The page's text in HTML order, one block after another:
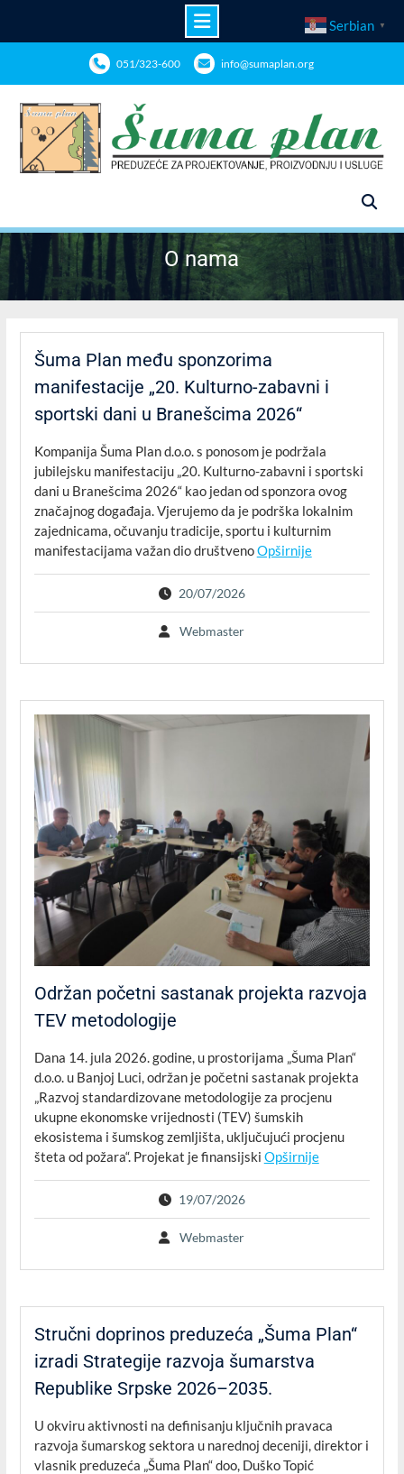
content
051/323-600 info@sumaplan.org
O nama
Šuma Plan među sponzorima
manifestacije „20. Kulturno-zabavni i
sportski dani u Branešcima 2026“
Kompanija Šuma Plan d.o.o. s ponosom je podržala
jubilejsku manifestaciju „20. Kulturno-zabavni i sportski
dani u Branešcima 2026“ kao jedan od sponzora ovog
značajnog događaja. Vjerujemo da je podrška lokalnim
zajednicama, očuvanju tradicije, sportu i kulturnim
manifestacijama važan dio društvenoOpširnije
20/07/2026
Webmaster
Održan početni sastanak projekta razvoja
TEV metodologije
Dana 14. jula 2026. godine, u prostorijama „Šuma Plan“
d.o.o. u Banjoj Luci, održan je početni sastanak projekta
„Razvoj standardizovane metodologije za procjenu
ukupne ekonomske vrijednosti (TEV) šumskih
ekosistema i šumskog zemljišta, uključujući procjenu
šteta od požara“. Projekat je finansijski Opširnije
19/07/2026
Webmaster
Stručni doprinos preduzeća „Šuma Plan“
izradi Strategije razvoja šumarstva
Republike Srpske 2026–2035.
U okviru aktivnosti na definisanju ključnih pravaca
razvoja šumarskog sektora u narednoj deceniji, direktor i
vlasnik preduzeća „Šuma Plan“ doo, Duško Topić
Serbian ▼